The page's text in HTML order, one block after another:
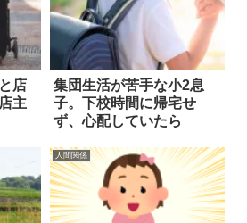
店
主
集団生活が苦手な小2息
子。下校時間に帰宅せ
ず、心配していたら
人間関係